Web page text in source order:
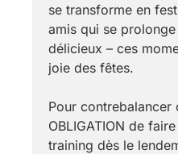
se transforme en
amis qui se
délicieux – ces
joie des fêtes.
Pour contrebalancer
OBLIGATION de
training dès le